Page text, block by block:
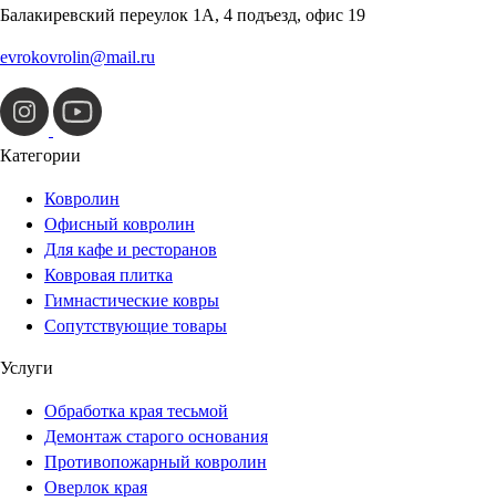
Балакиревский переулок 1А, 4 подъезд, офис 19
evrokovrolin@mail.ru
Категории
Ковролин
Офисный ковролин
Для кафе и ресторанов
Ковровая плитка
Гимнастические ковры
Сопутствующие товары
Услуги
Обработка края тесьмой
Демонтаж старого основания
Противопожарный ковролин
Оверлок края